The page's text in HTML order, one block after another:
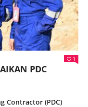
1
PDC
Contractor (PDC)